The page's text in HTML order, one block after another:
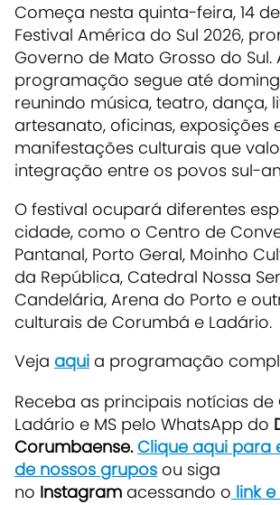
Começa nesta quinta-feira, 14
Festival América do Sul 2026,
Governo de Mato Grosso do Sul.
programação segue até
reunindo música, teatro, dança,
artesanato, oficinas, exposições
manifestações culturais que
integração entre os povos sul-
O festival ocupará diferentes
cidade, como o Centro de
Pantanal, Porto Geral, Moinho
da República, Catedral Nossa
Candelária, Arena do Porto e
culturais de Corumbá e Ladário.
Veja aqui a programação
Receba as principais notícias
Ladário e MS pelo WhatsApp do
Corumbaense.Clique aqui para
de nossos grupos ou siga
no Instagram acessando o link